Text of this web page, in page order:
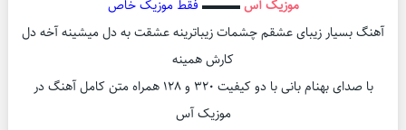
موزیک آس▬▬▬ فقط موزیک خاص
آهنگ بسیار زیبای عشقم چشمات زیباترینه عشقت به دل میشینه آخه دل
کارش همینه
با صدای بهنام بانی با دو کیفیت ۳۲۰ و ۱۲۸ همراه متن کامل آهنگ در
موزیک آس